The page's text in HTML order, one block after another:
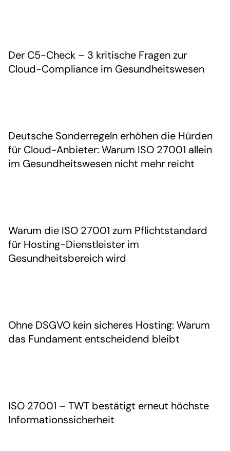
Der C5-Check – 3 kritische Fragen zur
Cloud-Compliance im Gesundheitswesen
Deutsche Sonderregeln erhöhen die Hürden
für Cloud-Anbieter: Warum ISO 27001 allein
im Gesundheitswesen nicht mehr reicht
Warum die ISO 27001 zum Pflichtstandard
für Hosting-Dienstleister im
Gesundheitsbereich wird
Ohne DSGVO kein sicheres Hosting: Warum
das Fundament entscheidend bleibt
ISO 27001 – TWT bestätigt erneut höchste
Informationssicherheit